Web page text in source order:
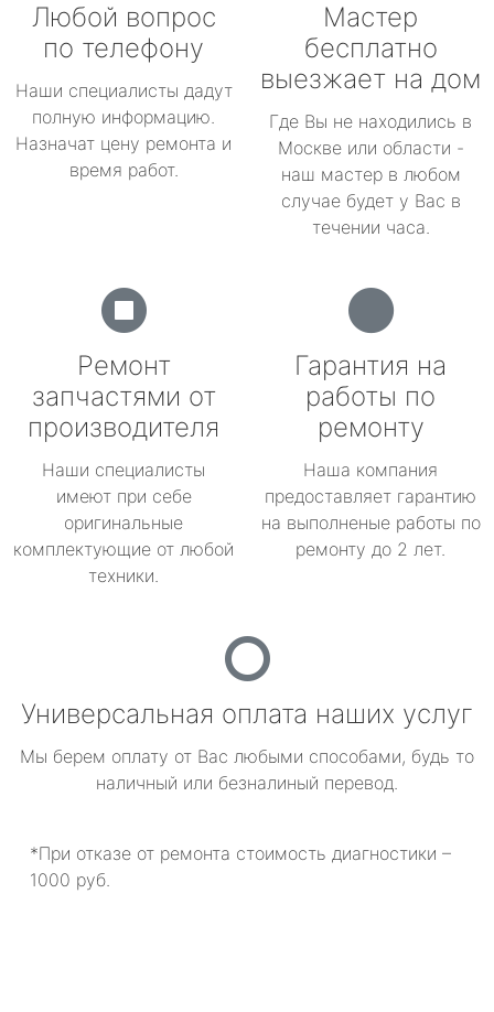
Любой вопрос
по телефону
Наши специалисты дадут
полную информацию.
Назначат цену ремонта и
время работ.
Мастер
бесплатно
выезжает на дом
Где Вы не находились в
Москве или области -
наш мастер в любом
случае будет у Вас в
течении часа.
Ремонт
запчастями от
производителя
Наши специалисты
имеют при себе
оригинальные
комплектующие от любой
техники.
Гарантия на
работы по
ремонту
Наша компания
предоставляет гарантию
на выполненые работы по
ремонту до 2 лет.
Универсальная оплата наших услуг
Мы берем оплату от Вас любыми способами, будь то
наличный или безналиный перевод.
*При отказе от ремонта стоимость диагностики –
1000 руб.